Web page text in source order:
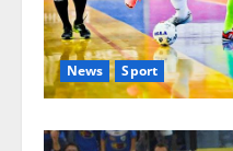
News Sport